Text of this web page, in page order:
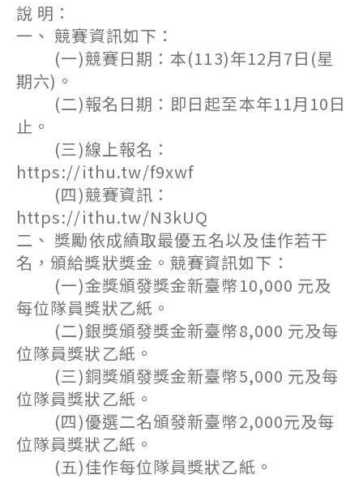
說 明：
一、 競賽資訊如下：
(一)競賽日期：本(113)年12月7日(星
期六)。
(二)報名日期：即日起至本年11月10日
止。
(三)線上報名：
https://ithu.tw/f9xwf
(四)競賽資訊：
https://ithu.tw/N3kUQ
二、 獎勵依成績取最優五名以及佳作若干
名，頒給獎狀獎金。競賽資訊如下：
(一)金獎頒發獎金新臺幣10,000 元及
每位隊員獎狀乙紙。
(二)銀獎頒發獎金新臺幣8,000 元及每
位隊員獎狀乙紙。
(三)銅獎頒發獎金新臺幣5,000 元及每
位隊員獎狀乙紙。
(四)優選二名頒發新臺幣2,000元及每
位隊員獎狀乙紙。
(五)佳作每位隊員獎狀乙紙。